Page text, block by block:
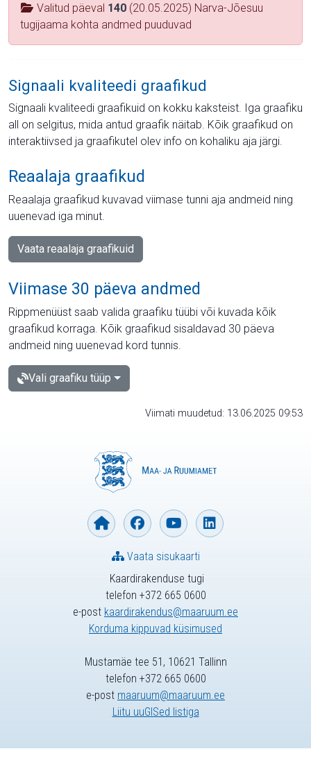
Valitud päeval 140 (20.05.2025) Narva-Jõesuu
tugijaama kohta andmed puuduvad
Signaali kvaliteedi graafikud
Signaali kvaliteedi graafikuid on kokku kaksteist. Iga graafiku
all on selgitus, mida antud graafik näitab. Kõik graafikud on
interaktiivsed ja graafikutel olev info on kohaliku aja järgi.
Reaalaja graafikud
Reaalaja graafikud kuvavad viimase tunni aja andmeid ning
uuenevad iga minut.
Vaata reaalaja graafikuid
Viimase 30 päeva andmed
Rippmenüüst saab valida graafiku tüübi või kuvada kõik
graafikud korraga. Kõik graafikud sisaldavad 30 päeva
andmeid ning uuenevad kord tunnis.
Vali graafiku tüüp
Viimati muudetud: 13.06.2025 09:53
Kaardirakenduse tugi
telefon +372 665 0600
e-post kaardirakendus@maaruum.ee
Korduma kippuvad küsimused
Vaata sisukaarti
Mustamäe tee 51, 10621 Tallinn
telefon +372 665 0600
e-post maaruum@maaruum.ee
Liitu uuGISed listiga